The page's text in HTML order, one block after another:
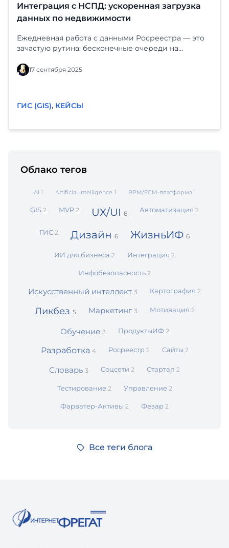
Интеграция с НСПД: ускоренная загрузка
данных по недвижимости
Ежедневная работа с данными Росреестра — это
зачастую рутина: бесконечные очереди на
человеческой ошибки и, в итоге, устаревшая
информация на карте в тот момент, когда нужно
17 сентября 2025
ГИС (GIS), КЕЙСЫ
Облако тегов
AI 1 Artificial intelligence 1 BPM/ECM‑платформа 1
GIS 2 MVP 2 UX/UI 6 Автоматизация 2
ГИС 2 Дизайн 6 ЖизньИФ 6
ИИ для бизнеса 2 Интеграция 2
Инфобезопасность 2
Искусственный интеллект 3 Картография 2
Ликбез 5 Маркетинг 3 Мотивация 2
Обучение 3 ПродуктыИФ 2
Разработка 4 Росреестр 2 Сайты 2
Словарь 3 Соцсети 2 Стартап 2
Тестирование 2 Управление 2
Фарватер-Активы 2 Фезар 2
Все теги блога